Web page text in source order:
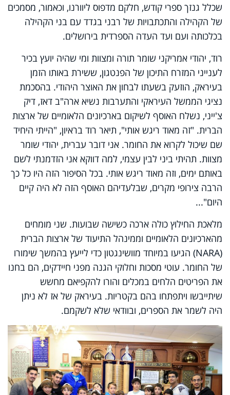
שכלל גנזך ספרי קודש, חלקם מדפוס ליוורנו, וכאמור, מסמכים
של הקהילה והתכתבויות של רבני בגדד עם בני הקהילה
בכלכותה ועם ועד העדה הספרדית בירושלים.
רוד, יהודי אמריקני שומר תורה ומצוות ומי שהיה יועץ בכיר
לענייני המזרח התיכון של הפנטגון, ששירת באותו הזמן
בעיראק, הוזעק בשעתו לבחון את האוצר היהודי. בהסכמת
נציגי הממשל העיראקי והתערבות נשיא ארה"ב דאז, דיק
צ'ייני, נשלח האוסף לשיקום בארכיונים הלאומיים של ארצות
הברית. "זה מאוד ריגש אותי", תיאר רוד בראיון, "הייתי היחיד
שם שיכול לקרוא את החומר. אני דובר עברית, יהודי שומר
מצוות. תהיתי ביני לבין עצמי, למה דווקא אני הזדמנתי לשם
באותם ימים, וזה מאוד ריגש אותי. בכל הסיפור הזה היו כל כך
הרבה צירופי מקרים, שבלעדיהם האוסף הזה לא היה קיים
היום"...
מלאכת החילוץ כולה ארכה כשישה שבועות. שני מומחים
מהארכיונים הלאומיים וממינהל התיעוד של ארצות הברית
(
NARA) הגיעו במיוחד מוושינגטון כדי לייעץ בהמשך שימורו
של החומר. עוטי מסכות וחלוקי הגנה מפני חיידקים, הם בחנו
את הפריטים הלחים במכלים והורו להקפיאם מחשש
שיתייבשו ויתפתחו בהם בקטריות. בעיראק של אז לא ניתן
היה לשמר את הספרים, ובוודאי שלא לשקמם.